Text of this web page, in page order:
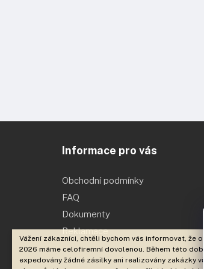
Vážení zákazníci, chtěli bychom vás informovat, že
2026 máme celofiremní dovolenou. Během této
expedovány žádné zásilky ani realizovány zakázky
Informace pro vás
Obchodní podmínky
FAQ
Dokumenty
Reklamace